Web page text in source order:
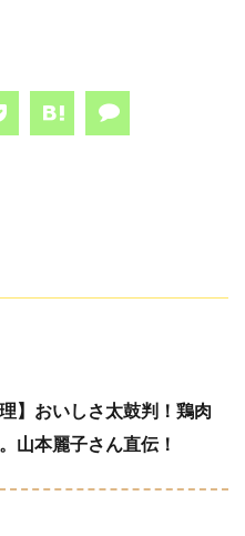
理】おいしさ太鼓判！鶏肉
山本麗子さん直伝！